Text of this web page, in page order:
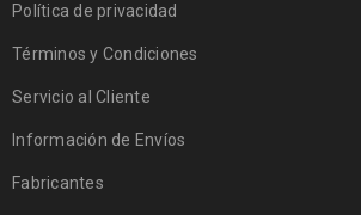
Política de privacidad
Términos y Condiciones
Servicio al Cliente
Información de Envíos
Fabricantes